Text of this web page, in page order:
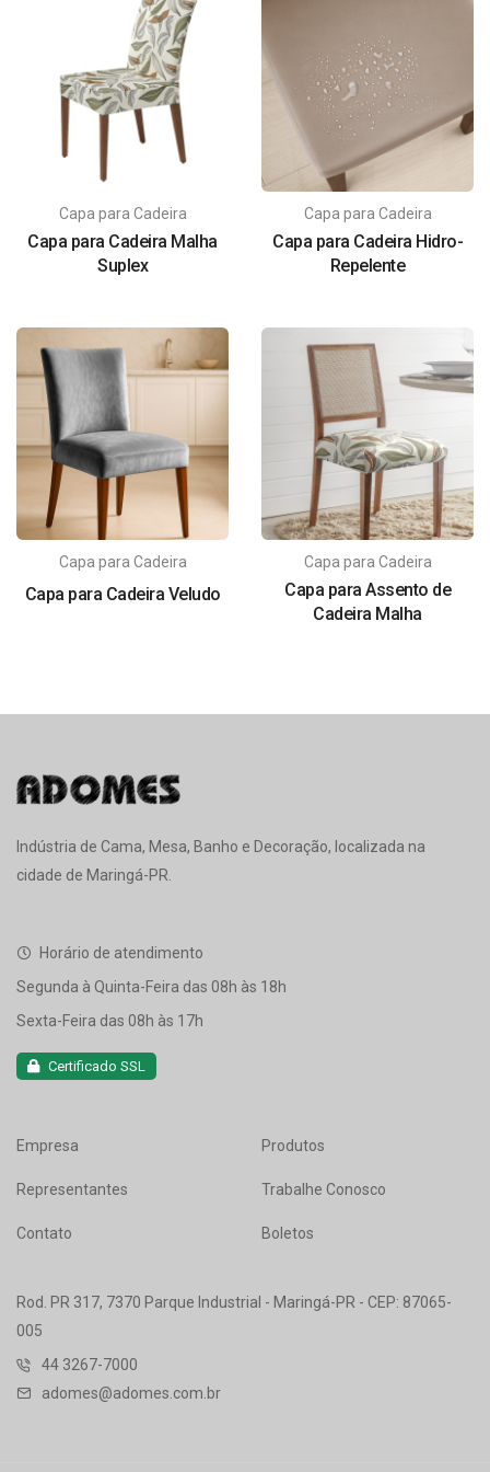
Capa para Cadeira
Capa para Cadeira Malha
Suplex
Capa para Cadeira
Capa para Cadeira Hidro-
Repelente
Capa para Cadeira
Capa para Cadeira Veludo
Capa para Cadeira
Capa para Assento de
Cadeira Malha
Indústria de Cama, Mesa, Banho e Decoração, localizada na
cidade de Maringá-PR.
Horário de atendimento
Segunda à Quinta-Feira das 08h às 18h
Sexta-Feira das 08h às 17h
Certificado SSL
Empresa Produtos
Representantes Trabalhe Conosco
Contato Boletos
Rod. PR 317, 7370 Parque Industrial - Maringá-PR - CEP: 87065-
005
44 3267-7000
adomes@adomes.com.br